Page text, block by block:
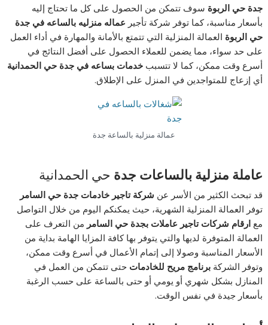
جدة حي الربوة سوف تتمكن من الحصول على كل ما تحتاج إليه
بأسعار مناسبة، كما توفر شركة تأجير عماله منزليه بالساعه في جدة
حي الربوة العمالة المنزلية التي تتمتع بالأمانة والمهارة في أداء العمل
على حد سواء، مما يضمن للعملاء الحصول على أفضل النتائج في
أسرع وقت ممكن، كما لا تتسببخدمات بساعه في جدة حي الحمدانية
أي إزعاج للمتواجدين في المنزل على الإطلاق.
عمالة منزلية بالساعة جدة
عاملة منزلية بالساعات جدة حي الحمدانية
قد تبحث الكثير من الأسر عن شركة تاجير خادمات جدة حي السامر
توفر العمالة المنزلية الشهرية، حيث يمكنكم اليوم من خلال التواصل
معارقام شركات تاجير عاملات بجدة حي السامر من التعرف على
العمالة المتوفرة لديها والتي يتوفر بها كافة المزايا الهامة بداية من
الأسعار المناسبة وصولا إلى إتمام الأعمال في أسرع وقت ممكن،
وتوفر الشركةبرنامج مريح للخادمات حتى تتمكن من العمل في
المنازل بشكل شهري أو يومي أو حتى بالساعة على حسب الرغبة
بأسعار جيدة في نفس الوقت.